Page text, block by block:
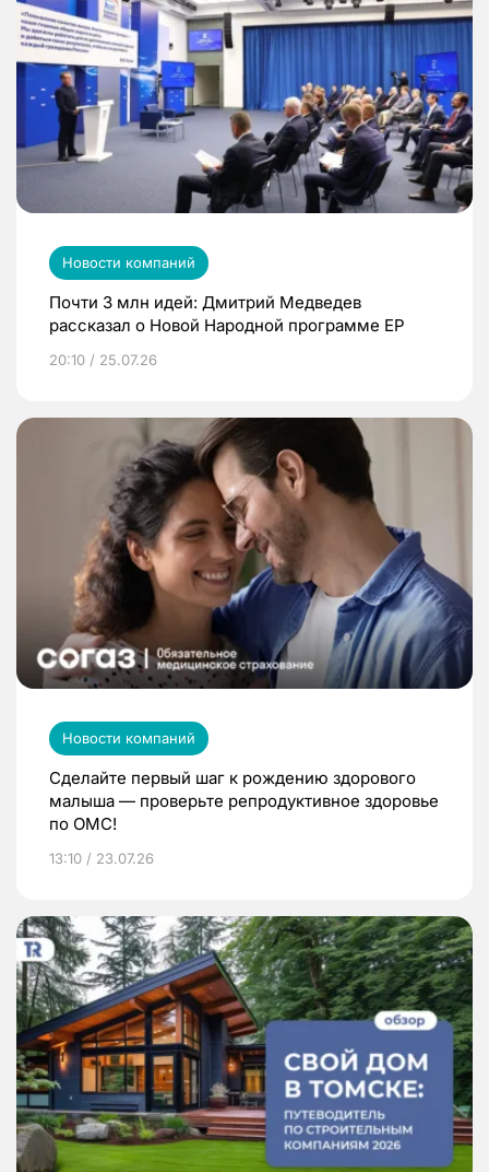
Новости компаний
Почти 3 млн идей: Дмитрий Медведев
рассказал о Новой Народной программе ЕР
20:10 / 25.07.26
Новости компаний
Сделайте первый шаг к рождению здорового
малыша — проверьте репродуктивное здоровье
по ОМС!
13:10 / 23.07.26